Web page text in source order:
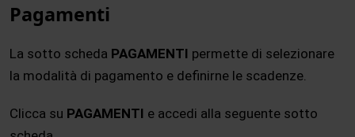
Pagamenti
La sotto scheda PAGAMENTI permette di selezionare
la modalità di pagamento e definirne le scadenze.
Clicca su PAGAMENTI e accedi alla seguente sotto